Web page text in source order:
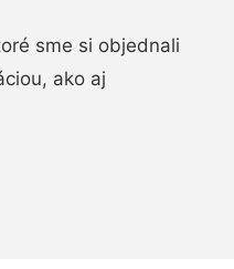
sme si objednali
ako aj